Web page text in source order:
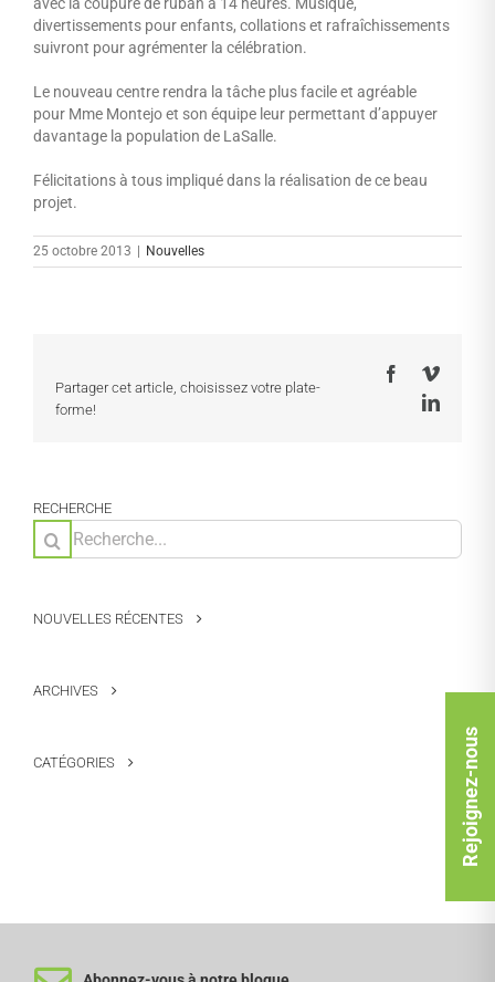
avec la coupure de ruban à 14 heures. Musique,
divertissements pour enfants, collations et rafraîchissements
suivront pour agrémenter la célébration.
Le nouveau centre rendra la tâche plus facile et agréable
pour Mme Montejo et son équipe leur permettant d’appuyer
davantage la population de LaSalle.
Félicitations à tous impliqué dans la réalisation de ce beau
projet.
25 octobre 2013 Nouvelles
Partager cet article, choisissez votre plate-
forme!
FacebookVimeo
RECHERCHE
Rechercher:
NOUVELLES RÉCENTES
ARCHIVES
CATÉGORIES Rejoignez-nous